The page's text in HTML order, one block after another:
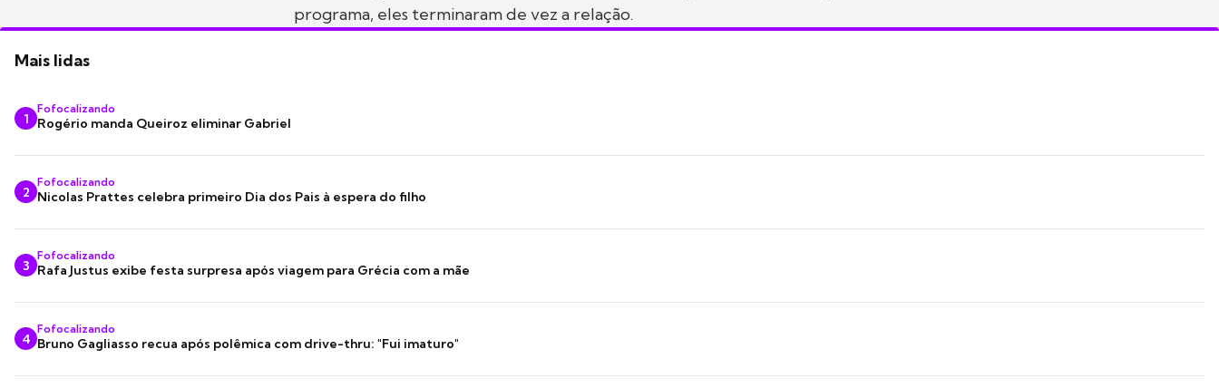
programa, eles terminaram de vez a relação.
Mais lidas
1
Fofocalizando
Rogério manda Queiroz eliminar Gabriel
2
Fofocalizando
Nicolas Prattes celebra primeiro Dia dos Pais à espera do filho
3
Fofocalizando
Rafa Justus exibe festa surpresa após viagem para Grécia com a mãe
4
Fofocalizando
Bruno Gagliasso recua após polêmica com drive-thru: "Fui imaturo"